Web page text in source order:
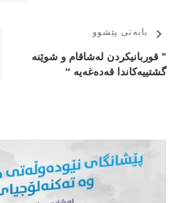
بابەتی پێشوو
” قوربانیکردن لەشاقام و شوێنە
گشتییەکاندا قەدەغەیە “